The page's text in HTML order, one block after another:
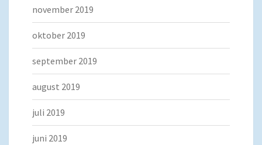
november 2019
oktober 2019
september 2019
august 2019
juli 2019
juni 2019